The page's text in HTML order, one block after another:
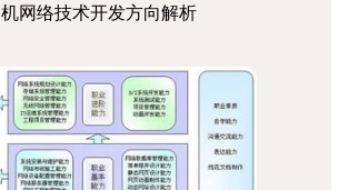
机网络技术开发方向解析